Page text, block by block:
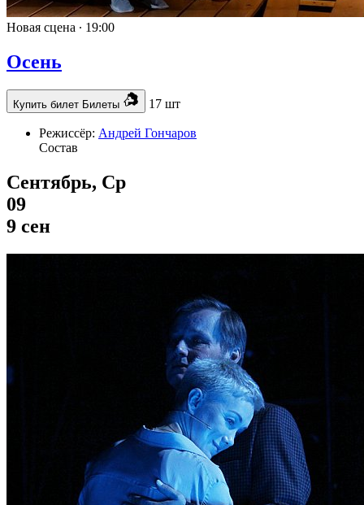
Новая сцена ∙ 19:00
Осень
Купить билет Билеты 17 шт
Режиссёр: Андрей Гончаров
Состав
Сентябрь, Ср
09
9 сен